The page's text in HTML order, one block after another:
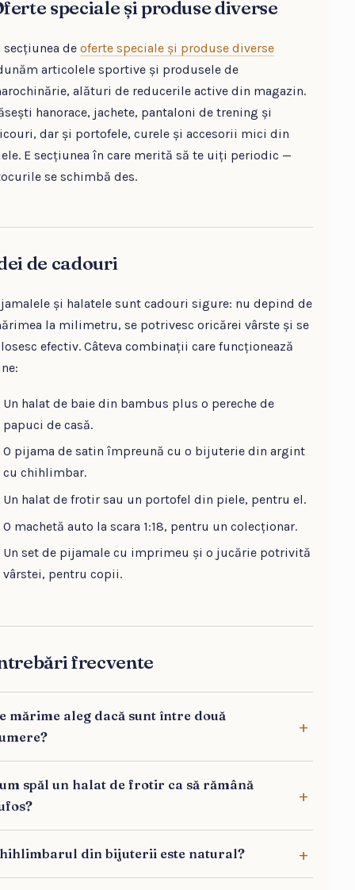
speciale și produse diverse
secțiunea de oferte speciale și produse diverse
articolele sportive și produsele de
alături de reducerile active din magazin.
hanorace, jachete, pantaloni de trening și
dar și portofele, curele și accesorii mici din
E secțiunea în care merită să te uiți periodic —
se schimbă des.
de cadouri
și halatele sunt cadouri sigure: nu depind de
la milimetru, se potrivesc oricărei vârste și se
efectiv. Câteva combinații care funcționează
Un halat de baie din bambus plus o pereche de
papuci de casă.
O pijama de satin împreună cu o bijuterie din argint
cu chihlimbar.
Un halat de frotir sau un portofel din piele, pentru el.
O machetă auto la scara 1:18, pentru un colecționar.
Un set de pijamale cu imprimeu și o jucărie potrivită
vârstei, pentru copii.
frecvente
mărime aleg dacă sunt între două
spăl un halat de frotir ca să rămână
din bijuterii este natural?